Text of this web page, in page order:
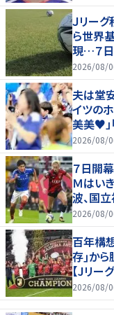
Ｊリー
ら世界
現…７
2026/08/
夫は堂
イツの
美美♥」
2026/08/
７日開
Ｍはい
波、国
2026/08/
百年構
存｣から
【Jリー
2026/08/